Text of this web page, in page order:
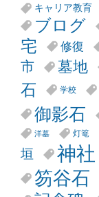
キャリア教育
ブログ
宅
修復
市
墓地
石
学校
御影石
洋墓 灯篭
垣
神社
笏谷石